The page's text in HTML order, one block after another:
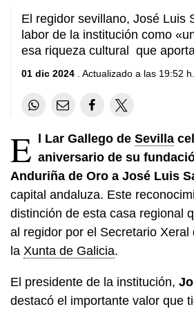
El regidor sevillano, José Luis
labor de la institución como
esa riqueza cultural que
01 dic 2024 . Actualizado a las 19:52 h.
E l Lar Gallego de Sevilla
aniversario de su
Anduriña de Oro a José Luis
capital andaluza. Este
distinción de esta casa regional
al regidor por el Secretario Xeral
la Xunta de Galicia.
El presidente de la institución,
destacó el importante valor que